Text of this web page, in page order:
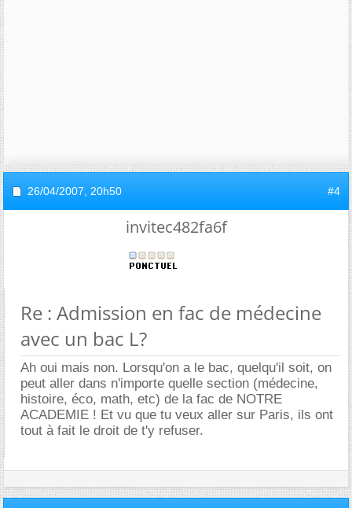
26/04/2007, 20h50 #4
invitec482fa6f
Re : Admission en fac de médecine
avec un bac L?
Ah oui mais non. Lorsqu'on a le bac, quelqu'il soit, on
peut aller dans n'importe quelle section (médecine,
histoire, éco, math, etc) de la fac de NOTRE
ACADEMIE ! Et vu que tu veux aller sur Paris, ils ont
tout à fait le droit de t'y refuser.